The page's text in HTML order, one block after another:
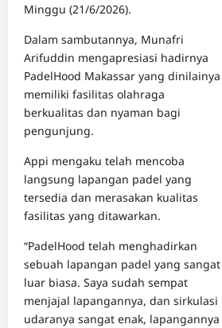
Minggu (21/6/2026).
Dalam sambutannya, Munafri
Arifuddin mengapresiasi hadirnya
PadelHood Makassar yang dinilainya
memiliki fasilitas olahraga
berkualitas dan nyaman bagi
pengunjung.
Appi mengaku telah mencoba
langsung lapangan padel yang
tersedia dan merasakan kualitas
fasilitas yang ditawarkan.
“PadelHood telah menghadirkan
sebuah lapangan padel yang sangat
luar biasa. Saya sudah sempat
menjajal lapangannya, dan sirkulasi
udaranya sangat enak, lapangannya